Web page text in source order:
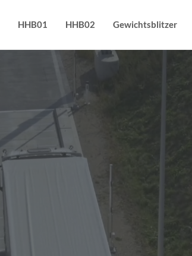
HHB01 HHB02 Gewichtsblitzer